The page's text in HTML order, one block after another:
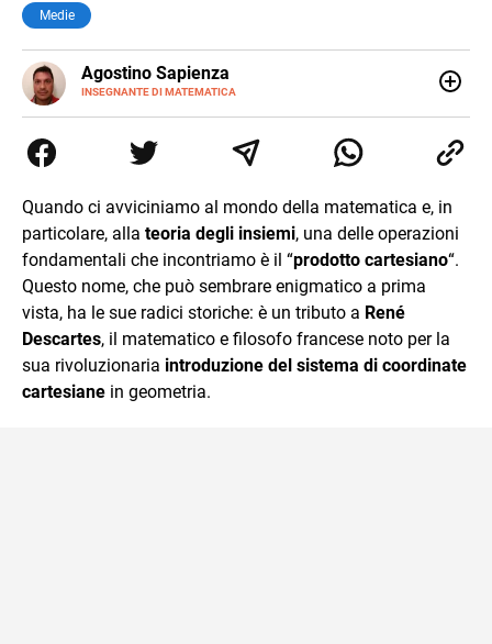
Medie
Agostino Sapienza
INSEGNANTE DI MATEMATICA
E-
MAIL
LINKEDIN
Tommaso Gulli. Ho conseguito la laurea triennale in
Relazioni Internazionali a Messina e in Economia
commercialisti sono stato chiamato per una supplenza
covid nella classe di insegnamento A47. Ho poi
conseguito l'abilitazione a Trieste nel sostegno e sono
entrato di ruolo nel 2023
Quando ci avviciniamo al mondo della matematica e, in
particolare, alla teoria degli insiemi, una delle operazioni
fondamentali che incontriamo è il “prodotto cartesiano“.
Questo nome, che può sembrare enigmatico a prima
vista, ha le sue radici storiche: è un tributo a René
Descartes, il matematico e filosofo francese noto per la
sua rivoluzionaria introduzione del sistema di coordinate
cartesiane in geometria.